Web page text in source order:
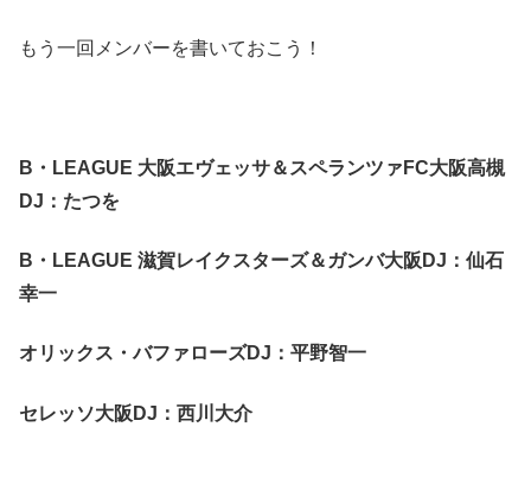
もう一回メンバーを書いておこう！
B・LEAGUE 大阪エヴェッサ＆スペランツァFC大阪高槻
DJ：たつを
B・LEAGUE 滋賀レイクスターズ＆ガンバ大阪DJ：仙石
幸一
オリックス・バファローズDJ：平野智一
セレッソ大阪DJ：西川大介